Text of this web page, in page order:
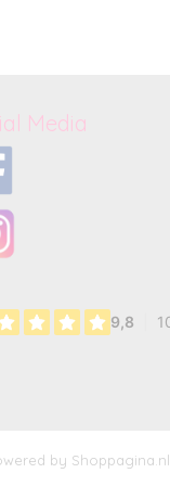
Media
by Shoppagina.nl